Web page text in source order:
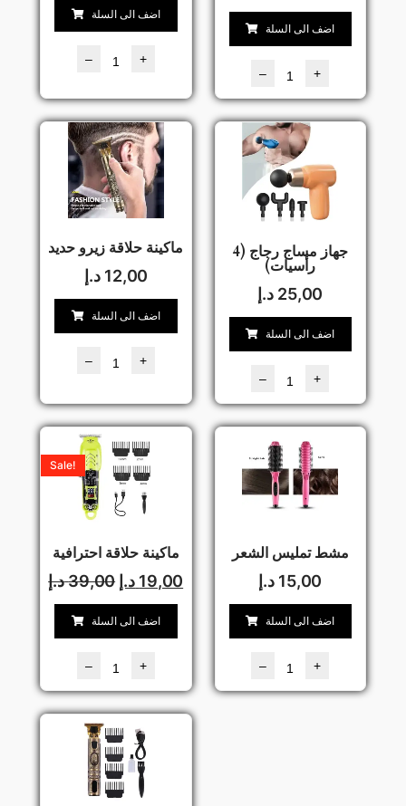
اضف الى السلة
– +
اضف الى السلة
– +
ماكينة حلاقة زيرو حديد
12,00 د.إ
اضف الى السلة
– +
جهاز مساج رجاج (4
رأسيات)
25,00 د.إ
اضف الى السلة
– +
ماكينة حلاقة احترافية
Sale!
39,00د.إ 19,00 د.إ
اضف الى السلة
– +
مشط تمليس الشعر
15,00 د.إ
اضف الى السلة
– +